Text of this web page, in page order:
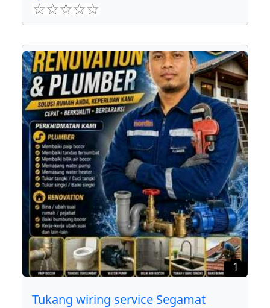
1
Tukang wiring service Segamat